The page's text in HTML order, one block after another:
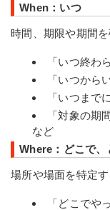
When：いつ
時間、期限や期間
「いつ終わ
「いつから
「いつまで
「対象の期
など
Where：どこで、
場所や場面を特定
「どこでや